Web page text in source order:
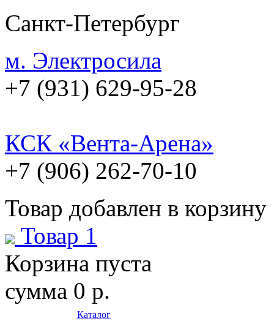
Санкт-Петербург
м. Электросила
+7 (931) 629-95-28
КСК «Вента-Арена»
+7 (906) 262-70-10
Товар добавлен в корзину
Товар 1
Корзина пуста
сумма 0 р.
Каталог